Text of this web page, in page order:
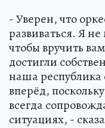
- Уверен, что
развиваться. Я
чтобы вручить
достигли
наша республика
вперёд,
всегда
ситуациях, -